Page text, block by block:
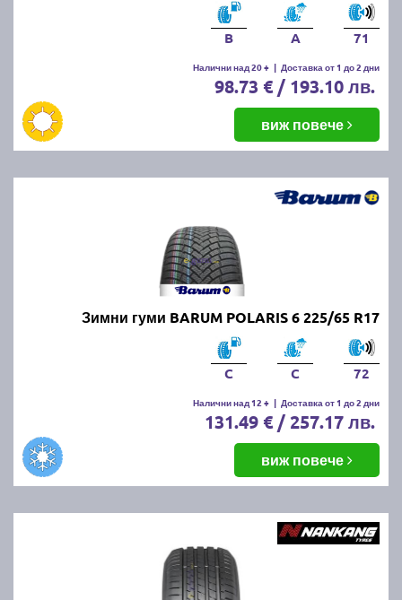
B A 71
Налични над 20 + | Доставка от 1 до 2 дни
98.73 € / 193.10 лв.
виж повече
Зимни гуми BARUM POLARIS 6 225/65 R17
C C 72
Налични над 12 + | Доставка от 1 до 2 дни
131.49 € / 257.17 лв.
виж повече